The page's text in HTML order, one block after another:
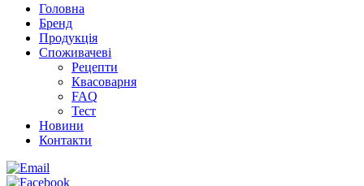
Головна
Бренд
Продукція
Cпоживачеві
Рецепти
Квасоварня
FAQ
Тест
Новини
Контакти